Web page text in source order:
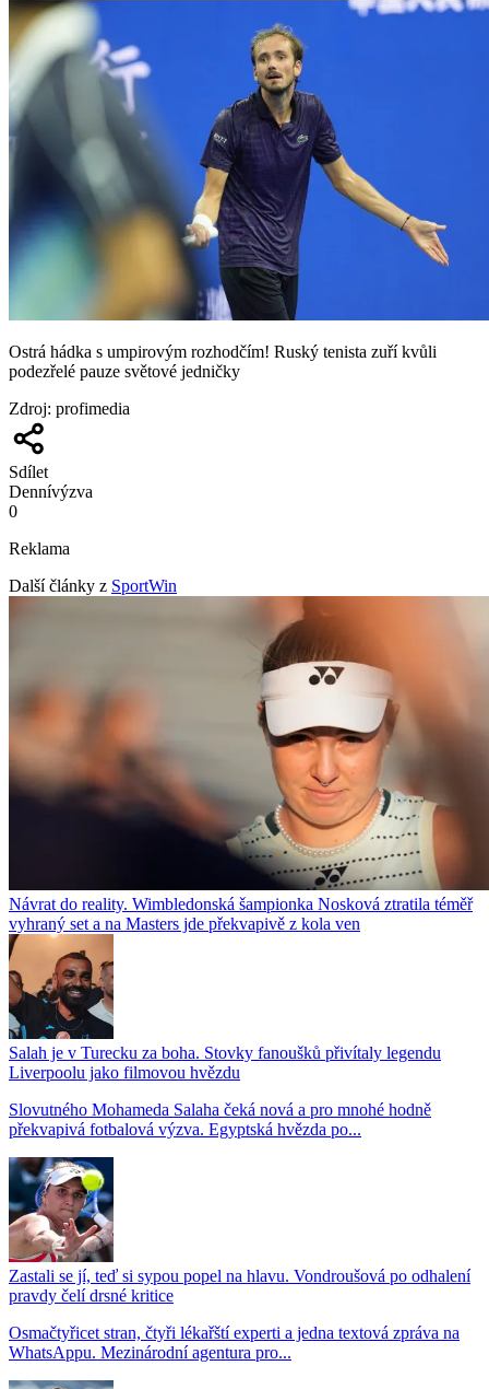
Ostrá hádka s umpirovým rozhodčím! Ruský tenista zuří kvůli
podezřelé pauze světové jedničky
Zdroj: profimedia
Sdílet
Dennívýzva
0
Reklama
Další články z SportWin
Návrat do reality. Wimbledonská šampionka Nosková ztratila téměř
vyhraný set a na Masters jde překvapivě z kola ven
Salah je v Turecku za boha. Stovky fanoušků přivítaly legendu
Liverpoolu jako filmovou hvězdu
Slovutného Mohameda Salaha čeká nová a pro mnohé hodně
překvapivá fotbalová výzva. Egyptská hvězda po...
Zastali se jí, teď si sypou popel na hlavu. Vondroušová po odhalení
pravdy čelí drsné kritice
Osmačtyřicet stran, čtyři lékařští experti a jedna textová zpráva na
WhatsAppu. Mezinárodní agentura pro...